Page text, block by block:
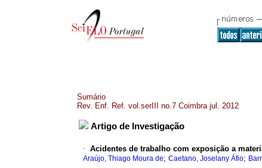
Sumário
Rev. Enf. Ref. vol.serIII no.7 Coimbra jul. 2012
Artigo de Investigação
· Acidentes de trabalho com exposição a
Araújo, Thiago Moura de; Caetano, Joselany Áfio;